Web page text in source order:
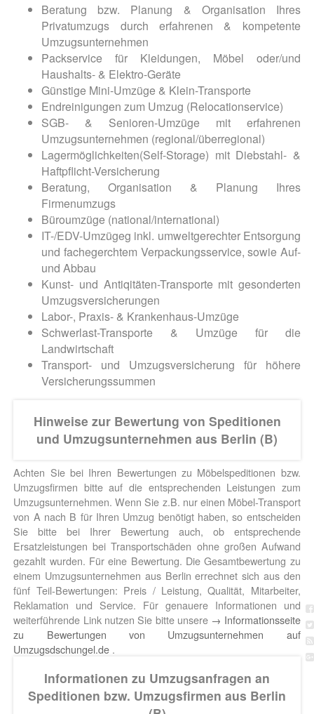
Beratung bzw. Planung & Organisation Ihres
Privatumzugs durch erfahrenen & kompetente
Umzugsunternehmen
Packservice für Kleidungen, Möbel oder/und
Haushalts- & Elektro-Geräte
Günstige Mini-Umzüge & Klein-Transporte
Endreinigungen zum Umzug (Relocationservice)
SGB- & Senioren-Umzüge mit erfahrenen
Umzugsunternehmen (regional/überregional)
Lagermöglichkeiten(Self-Storage) mit Diebstahl- &
Haftpflicht-Versicherung
Beratung, Organisation & Planung Ihres
Firmenumzugs
Büroumzüge (national/international)
IT-/EDV-Umzügeg inkl. umweltgerechter Entsorgung
und fachegerchtem Verpackungsservice, sowie Auf-
und Abbau
Kunst- und Antiqitäten-Transporte mit gesonderten
Umzugsversicherungen
Labor-, Praxis- & Krankenhaus-Umzüge
Schwerlast-Transporte & Umzüge für die
Landwirtschaft
Transport- und Umzugsversicherung für höhere
Versicherungssummen
Hinweise zur Bewertung von Speditionen
und Umzugsunternehmen aus Berlin (B)
Achten Sie bei Ihren Bewertungen zu Möbelspeditionen bzw.
Umzugsfirmen bitte auf die entsprechenden Leistungen zum
Umzugsunternehmen. Wenn Sie z.B. nur einen Möbel-Transport
von A nach B für Ihren Umzug benötigt haben, so entscheiden
Sie bitte bei Ihrer Bewertung auch, ob entsprechende
Ersatzleistungen bei Transportschäden ohne großen Aufwand
gezahlt wurden. Für eine Bewertung. Die Gesamtbewertung zu
einem Umzugsunternehmen aus Berlin errechnet sich aus den
fünf Teil-Bewertungen: Preis / Leistung, Qualität, Mitarbeiter,
Reklamation und Service. Für genauere Informationen und
weiterführende Link nutzen Sie bitte unsere → Informationsseite
zu Bewertungen von Umzugsunternehmen auf
Umzugsdschungel.de .
Informationen zu Umzugsanfragen an
Speditionen bzw. Umzugsfirmen aus Berlin